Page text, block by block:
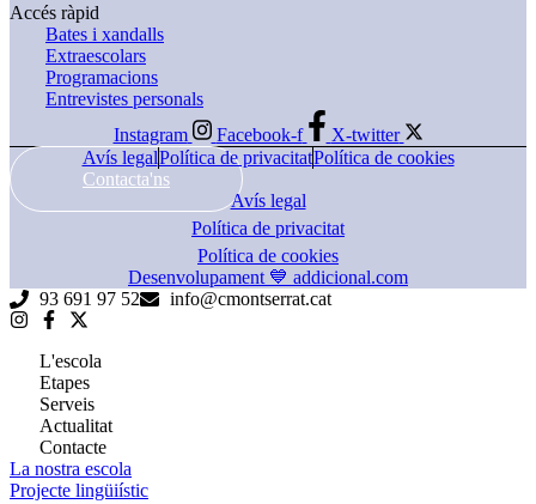
Accés ràpid
Bates i xandalls
Extraescolars
Programacions
Entrevistes personals
Instagram
Facebook-f
X-twitter
Avís legalPolítica de privacitatPolítica de cookies
Contacta'ns
Avís legal
Política de privacitat
Política de cookies
Desenvolupament 💙 addicional.com
93 691 97 52
info@cmontserrat.cat
L'escola
Etapes
Serveis
Actualitat
Contacte
La nostra escola
Projecte lingüiístic